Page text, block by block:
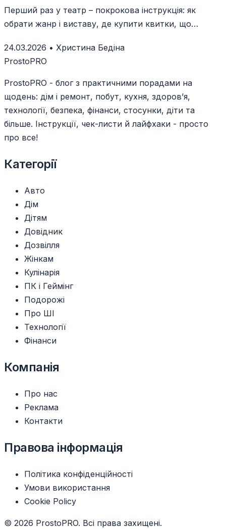
Перший раз у театр – покрокова інструкція: як
обрати жанр і виставу, де купити квитки, що
24.03.2026 • Христина Бедіна
ProstoPRO
ProstoPRO - блог з практичними порадами на
щодень: дім і ремонт, побут, кухня, здоров’я,
технології, безпека, фінанси, стосунки, діти та
більше. Інструкції, чек-листи й лайфхаки - просто
про все!
Категорії
Авто
Дім
Дітям
Довідник
Дозвілля
Жінкам
Кулінарія
ПК і Геймінг
Подорожі
Про ШІ
Технології
Фінанси
Компанія
Про нас
Реклама
Контакти
Правова інформація
Політика конфіденційності
Умови використання
Cookie Policy
© 2026 ProstoPRO. Всі права захищені.